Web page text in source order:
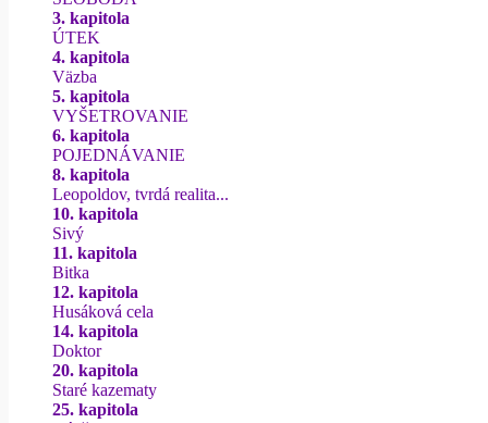
3. kapitola
ÚTEK
4. kapitola
Väzba
5. kapitola
VYŠETROVANIE
6. kapitola
POJEDNÁVANIE
8. kapitola
Leopoldov, tvrdá realita...
10. kapitola
Sivý
11. kapitola
Bitka
12. kapitola
Husáková cela
14. kapitola
Doktor
20. kapitola
Staré kazematy
25. kapitola